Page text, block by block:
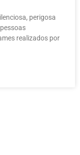
perigosa
realizados por